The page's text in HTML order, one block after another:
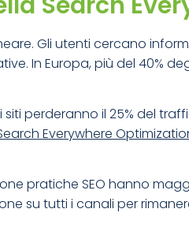
Gli utenti cercano
In Europa, più del 40%
perderanno il 25% del
Everywhere
pratiche SEO hanno
su tutti i canali per